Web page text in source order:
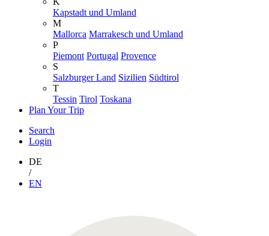
Kapstadt und Umland
M
Mallorca Marrakesch und Umland
P
Piemont Portugal Provence
S
Salzburger Land Sizilien Südtirol
T
Tessin Tirol Toskana
Plan Your Trip
Search
Login
DE
/
EN